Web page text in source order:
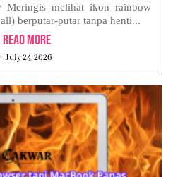
Meringis melihat ikon rainbow
berputar-putar tanpa henti...
Read More
July 24, 2026